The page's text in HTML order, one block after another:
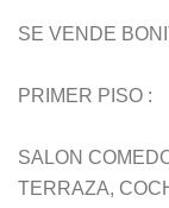
SE VENDE
PRIMER PISO :
SALON
TERRAZA,